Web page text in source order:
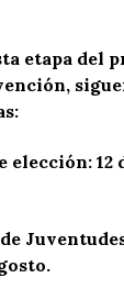
etapa del
elección: 12